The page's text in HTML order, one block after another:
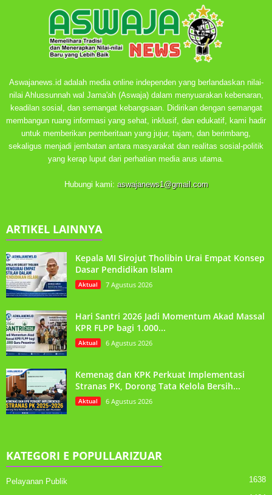
Aswajanews.id adalah media online independen yang berlandaskan nilai-
nilai Ahlussunnah wal Jama'ah (Aswaja) dalam menyuarakan kebenaran,
keadilan sosial, dan semangat kebangsaan. Didirikan dengan semangat
membangun ruang informasi yang sehat, inklusif, dan edukatif, kami hadir
untuk memberikan pemberitaan yang jujur, tajam, dan berimbang,
sekaligus menjadi jembatan antara masyarakat dan realitas sosial-politik
yang kerap luput dari perhatian media arus utama.
Hubungi kami: aswajanews1@gmail.com
ARTIKEL LAINNYA
Kepala MI Sirojut Tholibin Urai Empat Konsep
Dasar Pendidikan Islam
Aktual 7 Agustus 2026
Hari Santri 2026 Jadi Momentum Akad Massal
KPR FLPP bagi 1.000...
Aktual 6 Agustus 2026
Kemenag dan KPK Perkuat Implementasi
Stranas PK, Dorong Tata Kelola Bersih...
Aktual 6 Agustus 2026
KATEGORI E POPULLARIZUAR
Pelayanan Publik
1638